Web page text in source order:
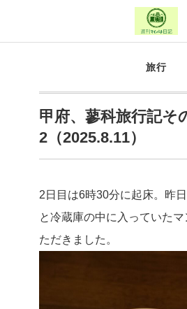
旅行
甲府、蓼科旅行記そ
2（2025.8.11）
2日目は6時30分に起床。昨
と冷蔵庫の中に入っていた
ただきました。